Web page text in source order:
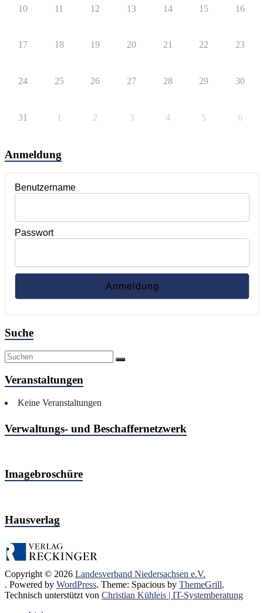
10 11 12 13 14 15 16
17 18 19 20 21 22 23
24 25 26 27 28 29 30
31 1 2 3 4 5 6
Anmeldung
Benutzername
Passwort
Suche
Veranstaltungen
Keine Veranstaltungen
Verwaltungs- und Beschaffernetzwerk
Imagebroschüre
Hausverlag
Copyright © 2026 Landesverband Niedersachsen e.V.
. Powered by WordPress. Theme: Spacious by ThemeGrill.
Technisch unterstützt von Christian Kühleis | IT-Systemberatung